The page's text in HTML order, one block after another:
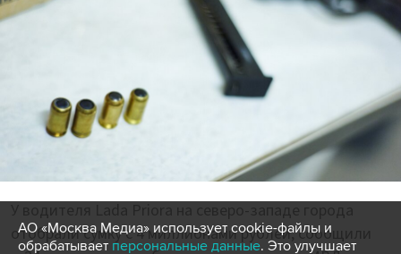
отобрали сумку с 4 миллионами рублей, сообщили
АО «Москва Медиа» использует cookie-файлы и
обрабатывает персональные данные. Это улучшает